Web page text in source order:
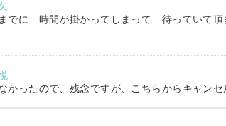
でに 時間が掛かってしまって 待っていて頂
かったので、残念ですが、こちらからキャンセ